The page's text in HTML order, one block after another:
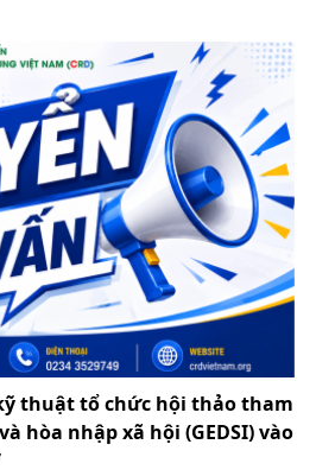
thuật tổ chức hội thảo tham
hòa nhập xã hội (GEDSI) vào